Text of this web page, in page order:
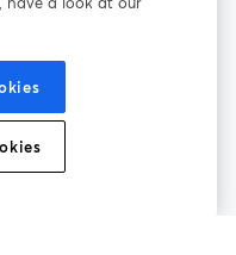
ォーム利用規約
クッキーポリシー